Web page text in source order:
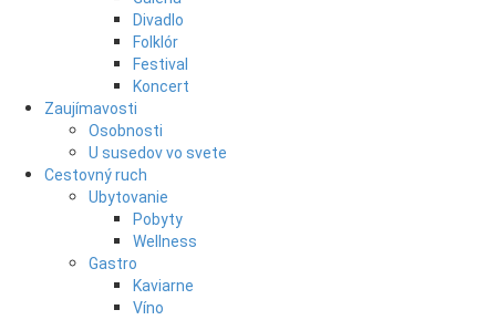
Divadlo
Folklór
Festival
Koncert
Zaujímavosti
Osobnosti
U susedov vo svete
Cestovný ruch
Ubytovanie
Pobyty
Wellness
Gastro
Kaviarne
Víno